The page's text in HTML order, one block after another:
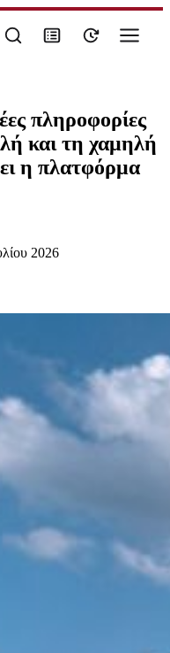
πληροφορίες
και τη χαμηλή
η πλατφόρμα
2026